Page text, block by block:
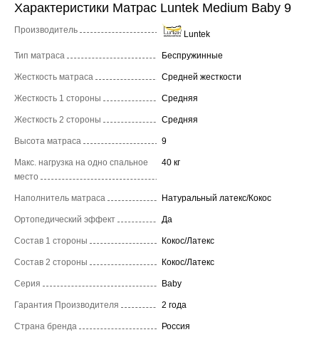
Характеристики Матрас Luntek Medium Baby 9
Производитель Luntek
Тип матраса Беспружинные
Жесткость матраса Средней жесткости
Жесткость 1 стороны Средняя
Жесткость 2 стороны Средняя
Высота матраса 9
Макс. нагрузка на одно спальное
место
40 кг
Наполнитель матраса Натуральный латекс/Кокос
Ортопедический эффект Да
Состав 1 стороны Кокос/Латекс
Состав 2 стороны Кокос/Латекс
Серия Baby
Гарантия Производителя 2 года
Страна бренда Россия